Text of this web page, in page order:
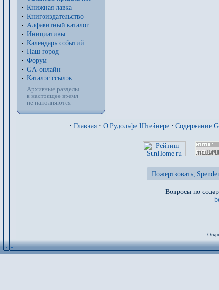
Книжная лавка
Книгоиздательство
Алфавитный каталог
Инициативы
Календарь событий
Наш город
Форум
GA-онлайн
Каталог ссылок
Архивные разделы
в настоящее время
не наполняются
· Главная · О Рудольфе Штейнере · Содержание
Пожертвовать,
Вопросы по